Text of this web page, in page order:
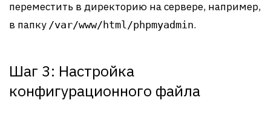
переместить в директорию на сервере, например,
в папку /var/www/html/phpmyadmin.
Шаг 3: Настройка
конфигурационного файла